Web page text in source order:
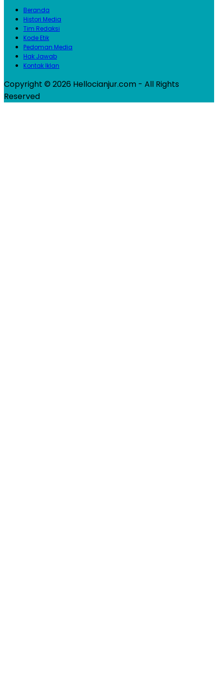
Beranda
Histori Media
Tim Redaksi
Kode Etik
Pedoman Media
Hak Jawab
Kontak Iklan
Copyright © 2026 Hellocianjur.com - All Rights
Reserved